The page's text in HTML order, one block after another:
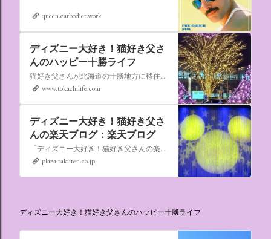
queen.carbodiet.work
ディズニー大好き！猫好き父さ
んのハッピー十勝ライフ
猫好き父さんが北海道の十勝地方に移住しました。なれない北海道の暮らしについてお伝えします。
www.tokachilife.com
ディズニー大好き！猫好き父さ
んの楽天ブログ：楽天ブログ
「ディズニー大好き！猫好き父さんの楽天ブログ」にようこそ！ いろんなブログサービスが廃止になるなか満を持して楽天ブログをはじめようと思います。 よろしくお願いいたします。
plaza.rakuten.co.jp
ディズニー大好き！猫好き父さんのハッピー十勝ライフ